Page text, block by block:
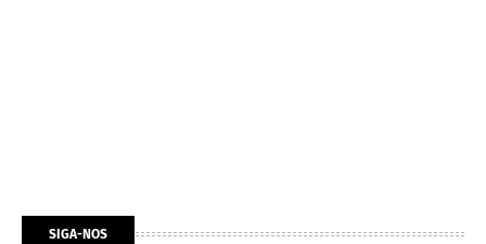
SIGA-NOS